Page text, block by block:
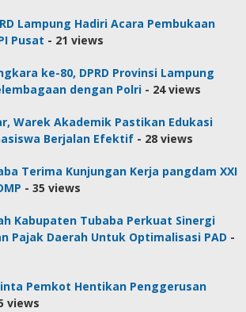
Lampung Hadiri Acara Pembukaan
Pusat - 21 views
ke-80, DPRD Provinsi Lampung
dengan Polri - 24 views
Warek Akademik Pastikan Edukasi
Berjalan Efektif - 28 views
Terima Kunjungan Kerja pangdam XXI
- 35 views
Kabupaten Tubaba Perkuat Sinergi
Pajak Daerah Untuk Optimalisasi PAD -
Pemkot Hentikan Penggerusan
views